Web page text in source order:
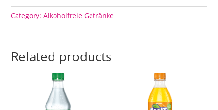
Category:Alkoholfreie Getränke
Related products